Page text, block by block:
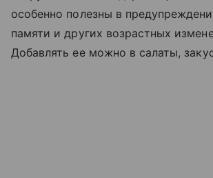
особенно полезны в
памяти и других возрастных
Добавлять ее можно в салаты,